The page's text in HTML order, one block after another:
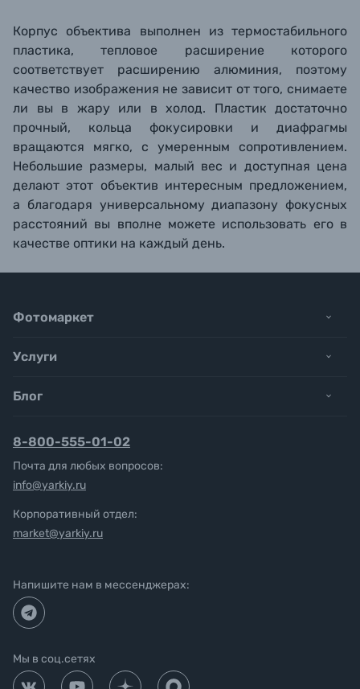
Корпус объектива выполнен из термостабильного
пластика, тепловое расширение которого
соответствует расширению алюминия, поэтому
качество изображения не зависит от того, снимаете
ли вы в жару или в холод. Пластик достаточно
прочный, кольца фокусировки и диафрагмы
вращаются мягко, с умеренным сопротивлением.
Небольшие размеры, малый вес и доступная цена
делают этот объектив интересным предложением,
а благодаря универсальному диапазону фокусных
расстояний вы вполне можете использовать его в
качестве оптики на каждый день.
Фотомаркет
Услуги
Блог
8-800-555-01-02
Почта для любых вопросов:
info@yarkiy.ru
Корпоративный отдел:
market@yarkiy.ru
Напишите нам в мессенджерах:
Мы в соц.сетях